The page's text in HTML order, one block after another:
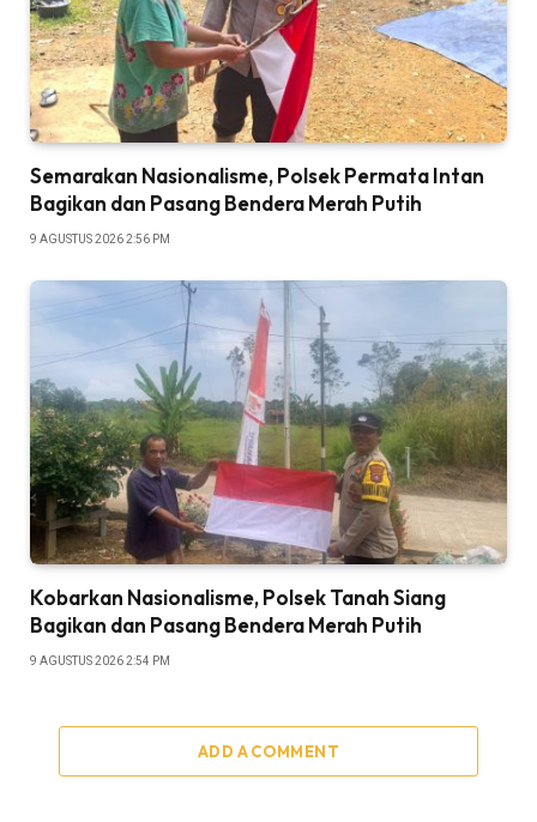
Semarakan Nasionalisme, Polsek Permata Intan
Bagikan dan Pasang Bendera Merah Putih
9 AGUSTUS 2026 2:56 PM
Kobarkan Nasionalisme, Polsek Tanah Siang
Bagikan dan Pasang Bendera Merah Putih
9 AGUSTUS 2026 2:54 PM
ADD A COMMENT